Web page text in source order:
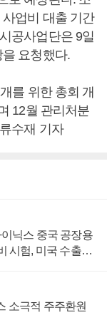
업비 대출 기간
공사업단은 9일
요청했다.
를 위한 총회 개
12월 관리처분
수재 기자
닉스 중국 공장용
시험, 미국 수출통
소극적 주주환원